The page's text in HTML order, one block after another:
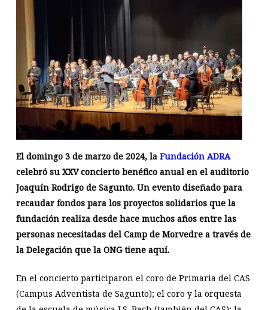
El domingo 3 de marzo de 2024, la Fundación ADRA
celebró su XXV concierto benéfico anual en el auditorio
Joaquín Rodrigo de Sagunto. Un evento diseñado para
recaudar fondos para los proyectos solidarios que la
fundación realiza desde hace muchos años entre las
personas necesitadas del Camp de Morvedre a través de
la Delegación que la ONG tiene aquí.
En el concierto participaron el coro de Primaria del CAS
(Campus Adventista de Sagunto); el coro y la orquesta